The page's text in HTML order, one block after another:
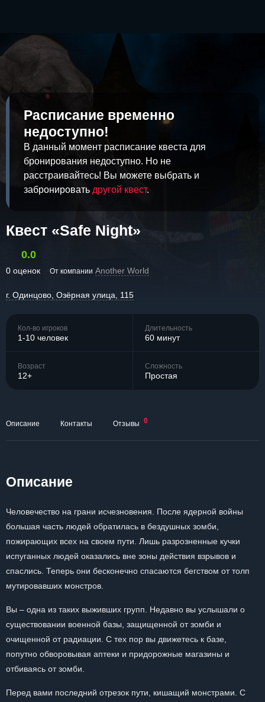
Расписание временно
недоступно!
В данный момент расписание квеста для
бронирования недоступно. Но не
расстраивайтесь! Вы можете выбрать и
забронировать другой квест.
Квест «Safe Night»
0.0
0 оценок От компании Another World
г. Одинцово, Озёрная улица, 115
Кол-во игроков
1-10 человек
Длительность
60 минут
Возраст
12+
Сложность
Простая
Описание Контакты Отзывы 0
Описание
Человечество на грани исчезновения. После ядерной войны
большая часть людей обратилась в бездушных зомби,
пожирающих всех на своем пути. Лишь разрозненные кучки
испуганных людей оказались вне зоны действия взрывов и
спаслись. Теперь они бесконечно спасаются бегством от толп
мутировавших монстров.
Вы – одна из таких выживших групп. Недавно вы услышали о
существовании военной базы, защищенной от зомби и
очищенной от радиации. С тех пор вы движетесь к базе,
попутно обворовывая аптеки и придорожные магазины и
отбиваясь от зомби.
Перед вами последний отрезок пути, кишащий монстрами. С